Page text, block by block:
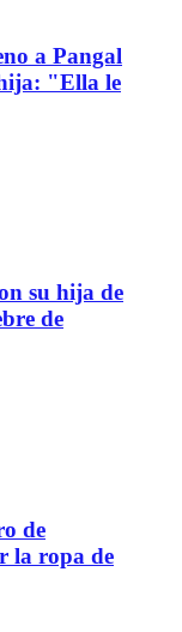
a Pangal
"Ella le
su hija de
de
de
la ropa de